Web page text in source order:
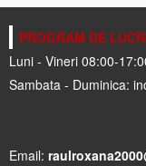
PROGRAM DE
Luni - Vineri 08:00-
Sambata - Duminica:
Email: